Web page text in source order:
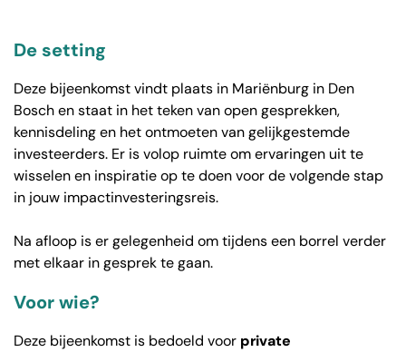
De setting
Deze bijeenkomst vindt plaats in Mariënburg in Den
Bosch en staat in het teken van open gesprekken,
kennisdeling en het ontmoeten van gelijkgestemde
investeerders. Er is volop ruimte om ervaringen uit te
wisselen en inspiratie op te doen voor de volgende stap
in jouw impactinvesteringsreis.
Na afloop is er gelegenheid om tijdens een borrel verder
met elkaar in gesprek te gaan.
Voor wie?
Deze bijeenkomst is bedoeld voor private